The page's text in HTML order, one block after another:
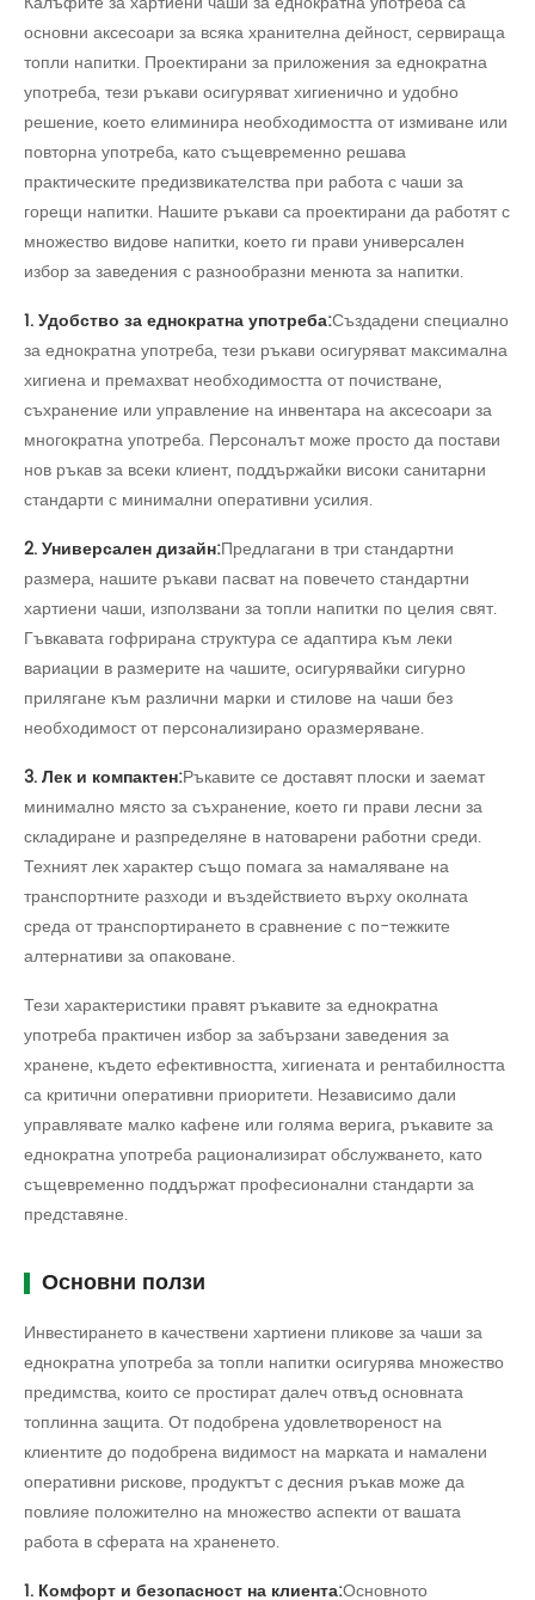
основни аксесоари за всяка хранителна дейност, сервираща
топли напитки. Проектирани за приложения за еднократна
употреба, тези ръкави осигуряват хигиенично и удобно
решение, което елиминира необходимостта от измиване или
повторна употреба, като същевременно решава
практическите предизвикателства при работа с чаши за
горещи напитки. Нашите ръкави са проектирани да работят с
множество видове напитки, което ги прави универсален
избор за заведения с разнообразни менюта за напитки.
1. Удобство за еднократна употреба:Създадени специално
за еднократна употреба, тези ръкави осигуряват максимална
хигиена и премахват необходимостта от почистване,
съхранение или управление на инвентара на аксесоари за
многократна употреба. Персоналът може просто да постави
нов ръкав за всеки клиент, поддържайки високи санитарни
стандарти с минимални оперативни усилия.
2. Универсален дизайн:Предлагани в три стандартни
размера, нашите ръкави пасват на повечето стандартни
хартиени чаши, използвани за топли напитки по целия свят.
Гъвкавата гофрирана структура се адаптира към леки
вариации в размерите на чашите, осигурявайки сигурно
прилягане към различни марки и стилове на чаши без
необходимост от персонализирано оразмеряване.
3. Лек и компактен:Ръкавите се доставят плоски и заемат
минимално място за съхранение, което ги прави лесни за
складиране и разпределяне в натоварени работни среди.
Техният лек характер също помага за намаляване на
транспортните разходи и въздействието върху околната
среда от транспортирането в сравнение с по-тежките
алтернативи за опаковане.
Тези характеристики правят ръкавите за еднократна
употреба практичен избор за забързани заведения за
хранене, където ефективността, хигиената и рентабилността
са критични оперативни приоритети. Независимо дали
управлявате малко кафене или голяма верига, ръкавите за
еднократна употреба рационализират обслужването, като
същевременно поддържат професионални стандарти за
представяне.
Основни ползи
Инвестирането в качествени хартиени пликове за чаши за
еднократна употреба за топли напитки осигурява множество
предимства, които се простират далеч отвъд основната
топлинна защита. От подобрена удовлетвореност на
клиентите до подобрена видимост на марката и намалени
оперативни рискове, продуктът с десния ръкав може да
повлияе положително на множество аспекти от вашата
работа в сферата на храненето.
1. Комфорт и безопасност на клиента:Основното